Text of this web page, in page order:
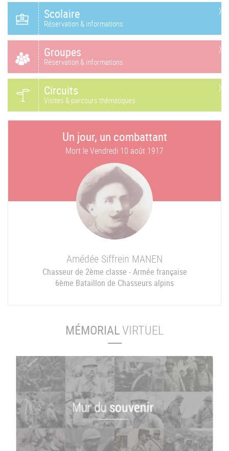
Scolaire
Réservation & informations
Groupes
Réservation & informations
Circuits
Visites & parcours thématiques
Un jour, un combattant
Mort leVendredi 10 août 1917
Amédée Siffrein MANEN
Chasseur de 2ème classe - Armée française
6ème Bataillon de Chasseurs alpins
MÉMORIALVIRTUEL